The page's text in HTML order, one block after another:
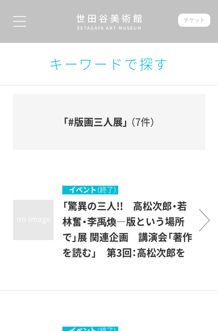
チケット
キーワードで探す
「#版画三人展」 （7件）
イベント （終了）
「驚異の三人!! 高松次郎・若
林奮・李禹煥―版という場所
で」展 関連企画 講演会「著作
を読む」 第3回：高松次郎を